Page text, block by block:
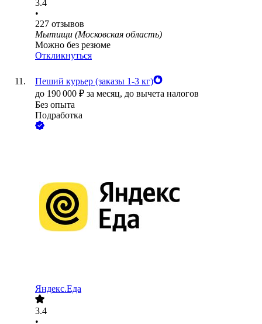
3.4
•
227 отзывов
Мытищи (Московская область)
Можно без резюме
Откликнуться
Пеший курьер (заказы 1-3 кг)
до 190 000 ₽ за месяц, до вычета налогов
Без опыта
Подработка
Яндекс.Еда
3.4
•